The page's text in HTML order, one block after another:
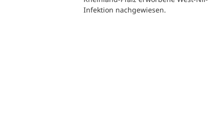
Infektion nachgewiesen.